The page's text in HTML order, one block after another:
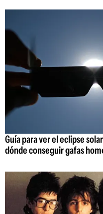
Guía para ver el eclipse
dónde conseguir gafas